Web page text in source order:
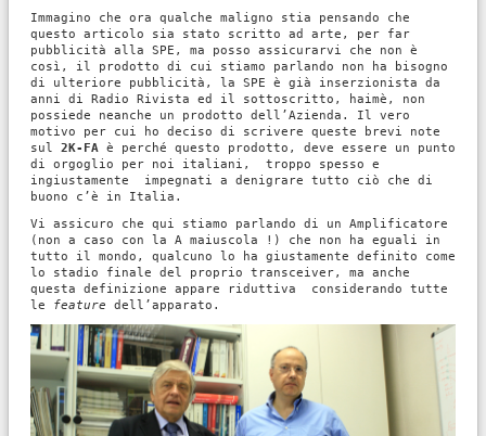
Immagino che ora qualche maligno stia pensando che
questo articolo sia stato scritto ad arte, per far
pubblicità alla SPE, ma posso assicurarvi che non è
così, il prodotto di cui stiamo parlando non ha bisogno
di ulteriore pubblicità, la SPE è già inserzionista da
anni di Radio Rivista ed il sottoscritto, haimè, non
possiede neanche un prodotto dell’Azienda. Il vero
motivo per cui ho deciso di scrivere queste brevi note
sul 2K-FA è perché questo prodotto, deve essere un punto
di orgoglio per noi italiani, troppo spesso e
ingiustamente impegnati a denigrare tutto ciò che di
buono c’è in Italia.
Vi assicuro che qui stiamo parlando di un Amplificatore
(non a caso con la A maiuscola !) che non ha eguali in
tutto il mondo, qualcuno lo ha giustamente definito come
lo stadio finale del proprio transceiver, ma anche
questa definizione appare riduttiva considerando tutte
le feature dell’apparato.